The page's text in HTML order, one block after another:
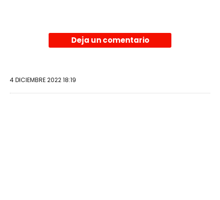
Deja un comentario
4 DICIEMBRE 2022 18:19